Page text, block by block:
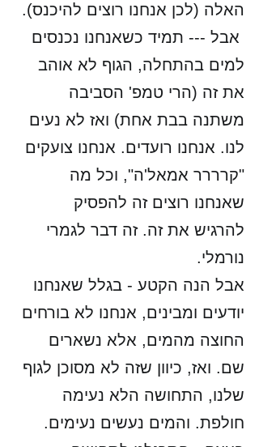
האלה (לכן אנחנו רוצים להיכנס).
אבל --- תמיד כשאנחנו נכנסים
למים בהתחלה, הגוף לא אוהב
את זה (הרי טמפ' הסביבה
משתנה בבת אחת) ואז לא נעים
לנו. אנחנו רועדים. אנחנו צועקים
"קרררר אמאל'ה", וכל מה
שאנחנו רוצים זה להפסיק
להרגיש את זה. זה דבר לגמרי
נורמלי.
אבל הנה הקטע - בגלל שאנחנו
יודעים ומבינים, אנחנו לא בורחים
החוצה מהמים, אלא נשארים
שם. ואז, כיוון שזה לא מסוכן לגוף
שלנו, התחושה הלא נעימה
חולפת. והמים נעשים נעימים.